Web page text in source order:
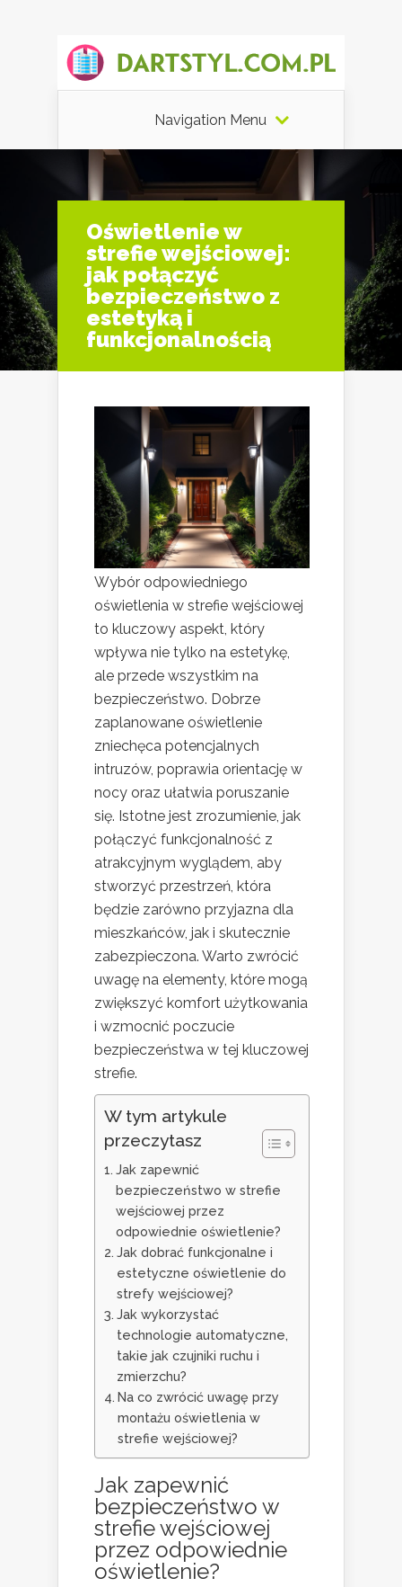
Navigation Menu
Oświetlenie w
strefie wejściowej:
jak połączyć
bezpieczeństwo z
estetyką i
funkcjonalnością
Wybór odpowiedniego
oświetlenia w strefie wejściowej
to kluczowy aspekt, który
wpływa nie tylko na estetykę,
ale przede wszystkim na
bezpieczeństwo. Dobrze
zaplanowane oświetlenie
zniechęca potencjalnych
intruzów, poprawia orientację w
nocy oraz ułatwia poruszanie
się. Istotne jest zrozumienie, jak
połączyć funkcjonalność z
atrakcyjnym wyglądem, aby
stworzyć przestrzeń, która
będzie zarówno przyjazna dla
mieszkańców, jak i skutecznie
zabezpieczona. Warto zwrócić
uwagę na elementy, które mogą
zwiększyć komfort użytkowania
i wzmocnić poczucie
bezpieczeństwa w tej kluczowej
strefie.
W tym artykule
przeczytasz
Jak zapewnić
bezpieczeństwo w strefie
wejściowej przez
odpowiednie oświetlenie?
Jak dobrać funkcjonalne i
estetyczne oświetlenie do
strefy wejściowej?
Jak wykorzystać
technologie automatyczne,
takie jak czujniki ruchu i
zmierzchu?
Na co zwrócić uwagę przy
montażu oświetlenia w
strefie wejściowej?
Jak zapewnić
bezpieczeństwo w
strefie wejściowej
przez odpowiednie
oświetlenie?